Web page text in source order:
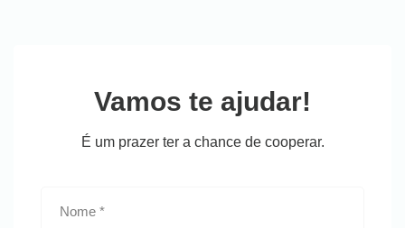
Vamos te ajudar!
É um prazer ter a chance de cooperar.